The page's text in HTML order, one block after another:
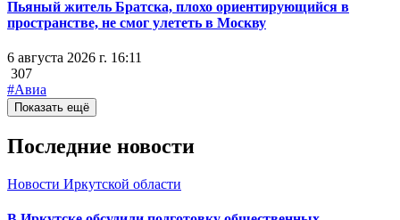
Пьяный житель Братска, плохо ориентирующийся в
пространстве, не смог улететь в Москву
6 августа 2026 г. 16:11
307
#Авиа
Показать ещё
Последние новости
Новости Иркутской области